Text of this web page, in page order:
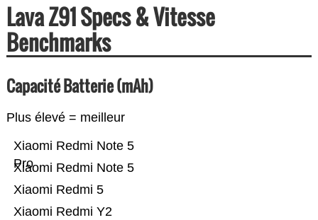
Lava Z91 Specs & Vitesse
Benchmarks
Capacité Batterie (mAh)
Plus élevé = meilleur
Xiaomi Redmi Y2
Xiaomi Redmi 5
Xiaomi Redmi Note 5
Xiaomi Redmi Note 5
Pro